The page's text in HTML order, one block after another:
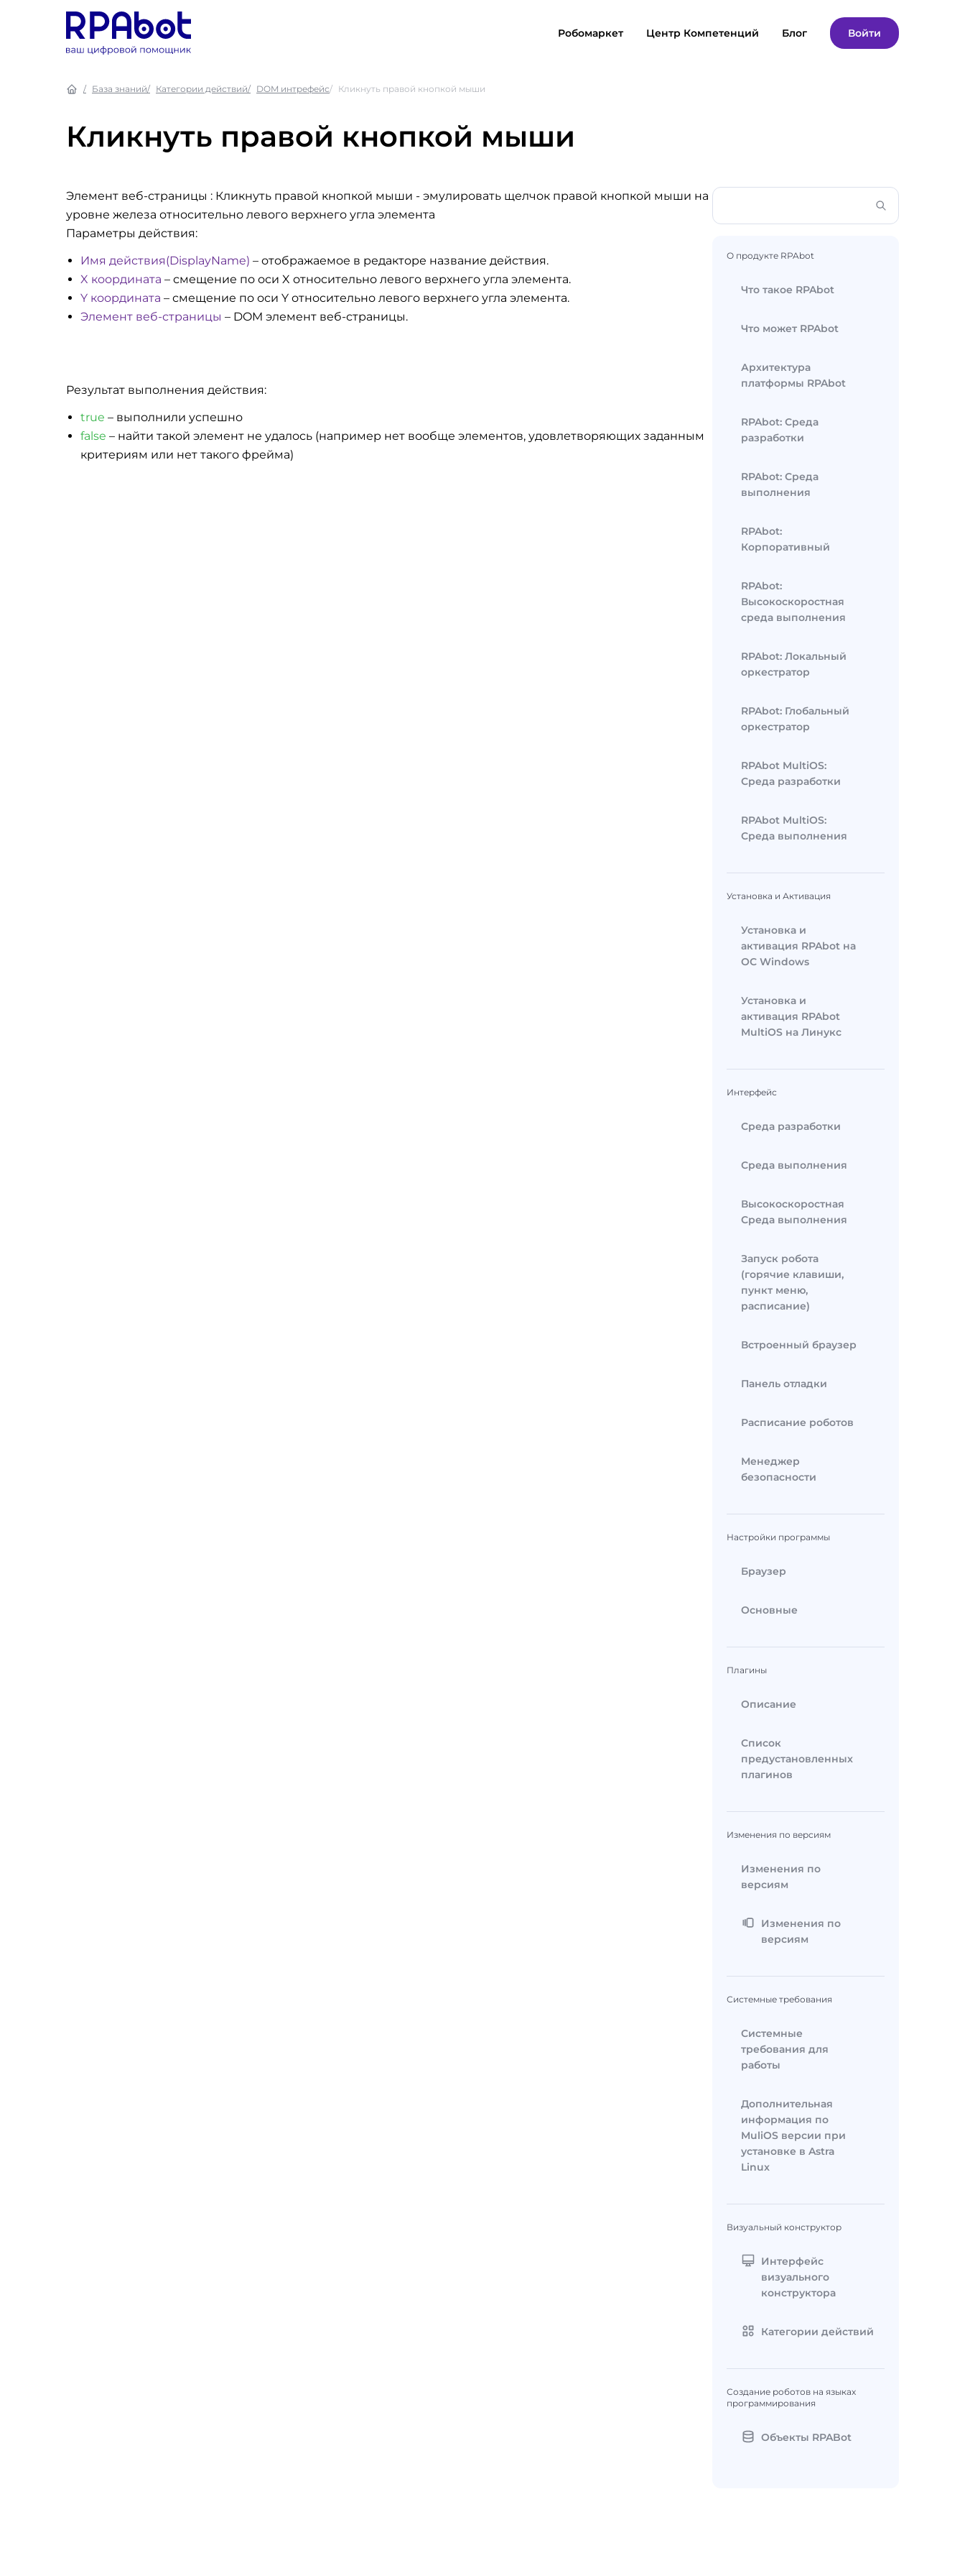
Робомаркет Центр Компетенций Блог Войти
База знаний Категории действий DOM интрефейс Кликнуть правой кнопкой мыши
Кликнуть правой кнопкой мыши
Элемент веб-страницы : Кликнуть правой кнопкой мыши - эмулировать щелчок правой кнопкой мыши на
уровне железа относительно левого верхнего угла элемента
Параметры действия:
Имя действия(DisplayName) – отображаемое в редакторе название действия.
X координата – смещение по оси X относительно левого верхнего угла элемента.
Y координата – смещение по оси Y относительно левого верхнего угла элемента.
Элемент веб-страницы – DOM элемент веб-страницы.
Результат выполнения действия:
true – выполнили успешно
false – найти такой элемент не удалось (например нет вообще элементов, удовлетворяющих заданным
критериям или нет такого фрейма)
О продукте RPAbot
Что такое RPAbot
Что может RPAbot
Архитектура
платформы RPAbot
RPAbot: Среда
разработки
RPAbot: Среда
выполнения
RPAbot:
Корпоративный
RPAbot:
Высокоскоростная
среда выполнения
RPAbot: Локальный
оркестратор
RPAbot: Глобальный
оркестратор
RPAbot MultiOS:
Среда разработки
RPAbot MultiOS:
Среда выполнения
Установка и Активация
Установка и
активация RPAbot на
ОС Windows
Установка и
активация RPAbot
MultiOS на Линукс
Интерфейс
Среда разработки
Среда выполнения
Высокоскоростная
Среда выполнения
Запуск робота
(горячие клавиши,
пункт меню,
расписание)
Встроенный браузер
Панель отладки
Расписание роботов
Менеджер
безопасности
Настройки программы
Браузер
Основные
Плагины
Описание
Список
предустановленных
плагинов
Изменения по версиям
Изменения по
версиям
Изменения по
версиям
Системные требования
Системные
требования для
работы
Дополнительная
информация по
MuliOS версии при
установке в Astra
Linux
Визуальный конструктор
Интерфейс
визуального
конструктора
Категории действий
Создание роботов на языках
программирования
Объекты RPABot